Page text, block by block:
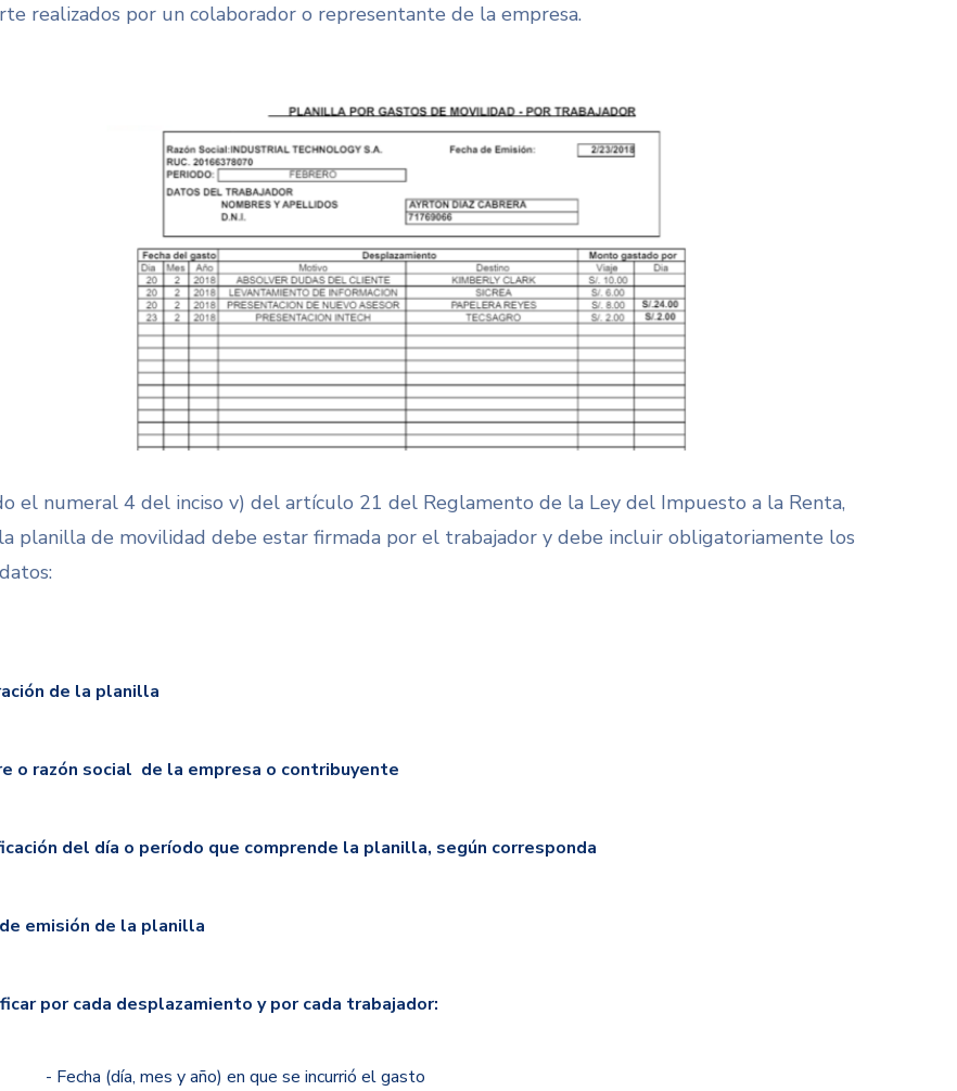
realizados por un colaborador o representante de la empresa.
el numeral 4 del inciso v) del artículo 21 del Reglamento de la Ley del Impuesto a la Renta,
planilla de movilidad debe estar firmada por el trabajador y debe incluir obligatoriamente los
de la planilla
o razón social de la empresa o contribuyente
del día o período que comprende la planilla, según corresponda
emisión de la planilla
por cada desplazamiento y por cada trabajador:
(día, mes y año) en que se incurrió el gasto